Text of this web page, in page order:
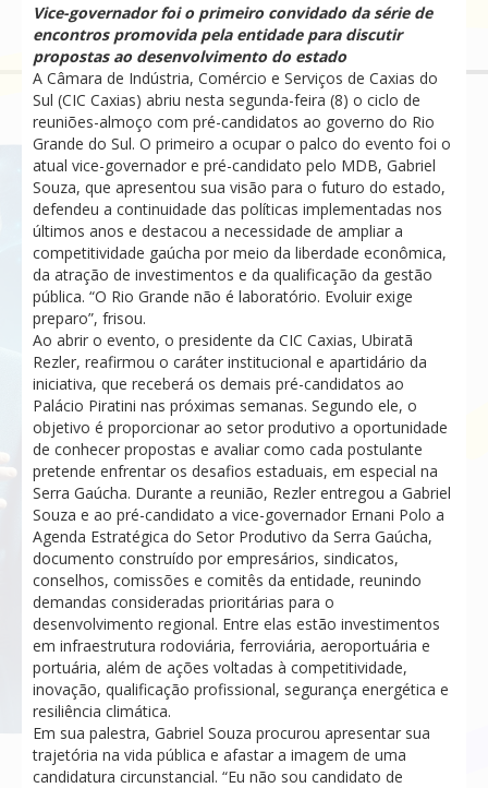
Vice-governador foi o primeiro convidado da série de
encontros promovida pela entidade para discutir
propostas ao desenvolvimento do estado
A Câmara de Indústria, Comércio e Serviços de Caxias do
Sul (CIC Caxias) abriu nesta segunda-feira (8) o ciclo de
reuniões-almoço com pré-candidatos ao governo do Rio
Grande do Sul. O primeiro a ocupar o palco do evento foi o
atual vice-governador e pré-candidato pelo MDB, Gabriel
Souza, que apresentou sua visão para o futuro do estado,
defendeu a continuidade das políticas implementadas nos
últimos anos e destacou a necessidade de ampliar a
competitividade gaúcha por meio da liberdade econômica,
da atração de investimentos e da qualificação da gestão
pública. “O Rio Grande não é laboratório. Evoluir exige
preparo”, frisou.
Ao abrir o evento, o presidente da CIC Caxias, Ubiratã
Rezler, reafirmou o caráter institucional e apartidário da
iniciativa, que receberá os demais pré-candidatos ao
Palácio Piratini nas próximas semanas. Segundo ele, o
objetivo é proporcionar ao setor produtivo a oportunidade
de conhecer propostas e avaliar como cada postulante
pretende enfrentar os desafios estaduais, em especial na
Serra Gaúcha. Durante a reunião, Rezler entregou a Gabriel
Souza e ao pré-candidato a vice-governador Ernani Polo a
Agenda Estratégica do Setor Produtivo da Serra Gaúcha,
documento construído por empresários, sindicatos,
conselhos, comissões e comitês da entidade, reunindo
demandas consideradas prioritárias para o
desenvolvimento regional. Entre elas estão investimentos
em infraestrutura rodoviária, ferroviária, aeroportuária e
portuária, além de ações voltadas à competitividade,
inovação, qualificação profissional, segurança energética e
resiliência climática.
Em sua palestra, Gabriel Souza procurou apresentar sua
trajetória na vida pública e afastar a imagem de uma
candidatura circunstancial. “Eu não sou candidato de